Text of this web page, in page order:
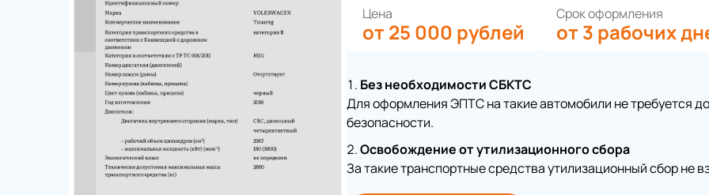
Цена
от 25 000 рублей
Срок оформления
от 3 рабочих
Без необходимости СБКТС
Для оформления ЭПТС на такие автомобили не требуется
безопасности.
Освобождение от утилизационного сбора
За такие транспортные средства утилизационный сбор не